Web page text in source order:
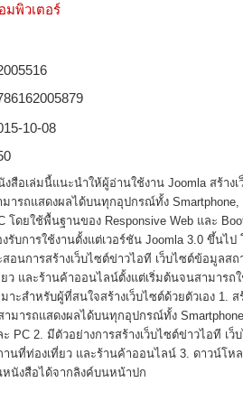
มพิวเตอร์
10-08
งสือเล่มนี้แนะนำให้ผู้อ่านใช้งาน Joomla สร้างเ
มารถแสดงผลได้บนทุกอุปกรณ์ทั้ง Smartphone,
โดยใช้พื้นฐานของ Responsive Web และ
งรับการใช้งานตั้งแต่เวอร์ชัน Joomla 3.0 ขึ้นไป
สอนการสร้างเว็บไซต์ข่าวไอที เว็บไซต์ข้อมูลส
ยว และร้านค้าออนไลน์ตั้งแต่เริ่มต้นจนสามารถ
มาะสำหรับผู้ที่สนใจสร้างเว็บไซต์ด้วยตัวเอง 1. ส
ามารถแสดงผลได้บนทุกอุปกรณ์ทั้ง
ะ PC 2. มีตัวอย่างการสร้างเว็บไซต์ข่าวไอที เว็
านที่ท่องเที่ยว และร้านค้าออนไลน์ 3. ดาวน์โห
หนังสือได้จากลิงค์บนหน้าปก